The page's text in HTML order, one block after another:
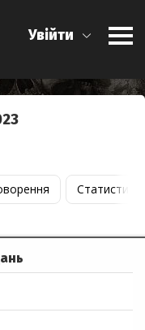
Увійти
Статистика